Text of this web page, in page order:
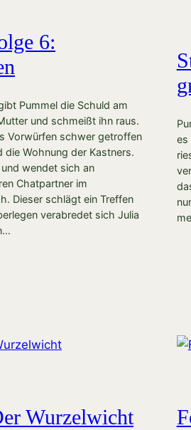
6:
Pummel die Schuld am
und schmeißt ihn raus.
Vorwürfen schwer getroffen
die Wohnung der Kastners.
wendet sich an
Chatpartner im
Dieser schlägt ein Treffen
verabredet sich Julia
es
Wurzelwicht